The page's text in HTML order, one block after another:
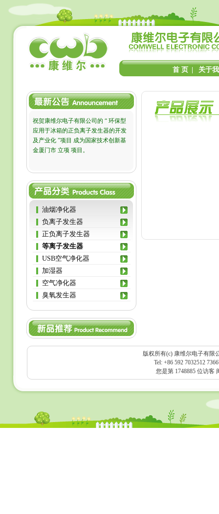
首 页 关于
祝贺康维尔电子有限公司的 “ 环保型
应用于冰箱的正负离子发生器的开发
及产业化 ”项目 成为国家技术创新基
金厦门市 立项 项目。
油烟净化器
负离子发生器
正负离子发生器
等离子发生器
USB空气净化器
加湿器
空气净化器
臭氧发生器
版权所有(c) 康维尔电子有
Tel: +86 592 7032512
您是第 1748885 位访客